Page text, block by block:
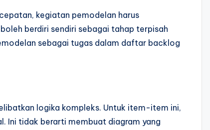
kegiatan pemodelan harus
berdiri sendiri sebagai tahap terpisah
sebagai tugas dalam daftar backlog
logika kompleks. Untuk item-item ini,
Ini tidak berarti membuat diagram yang